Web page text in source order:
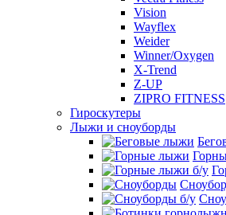
Vision
Wayflex
Weider
Winner/Oxygen
X-Trend
Z-UP
ZIPRO FITNESS
Гироскутеры
Лыжи и сноуборды